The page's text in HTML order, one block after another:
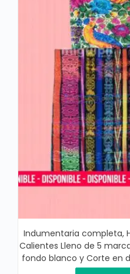
Indumentaria completa,
Calientes Lleno de 5
fondo blanco y Corte en